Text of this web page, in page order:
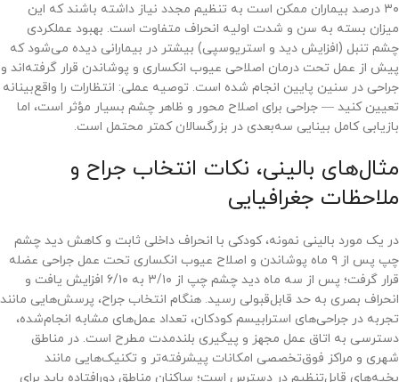
۳۰ درصد بیماران ممکن است به تنظیم مجدد نیاز داشته باشند که این
میزان بسته به سن و شدت اولیه انحراف متفاوت است. بهبود عملکردی
چشم تنبل (افزایش دید و استریوسپی) بیشتر در بیمارانی دیده می‌شود که
پیش از عمل تحت درمان اصلاحی عیوب انکساری و پوشاندن قرار گرفته‌اند و
جراحی در سنین پایین انجام شده است. توصیه عملی: انتظارات را واقع‌بینانه
تعیین کنید — جراحی برای اصلاح محور و ظاهر چشم بسیار مؤثر است، اما
بازیابی کامل بینایی سه‌بعدی در بزرگسالان کمتر محتمل است.
مثال‌های بالینی، نکات انتخاب جراح و
ملاحظات جغرافیایی
در یک مورد بالینی نمونه، کودکی با انحراف داخلی ثابت و کاهش دید چشم
چپ پس از ۹ ماه پوشاندن و اصلاح عیوب انکساری تحت عمل جراحی عضله
قرار گرفت؛ پس از سه ماه دید چشم چپ از ۳/۱۰ به ۶/۱۰ افزایش یافت و
انحراف بصری به حد قابل‌قبولی رسید. هنگام انتخاب جراح، پرسش‌هایی مانند
تجربه در جراحی‌های استرابیسم کودکان، تعداد عمل‌های مشابه انجام‌شده،
دسترسی به اتاق عمل مجهز و پیگیری بلندمدت مطرح است. در مناطق
شهری و مراکز فوق‌تخصصی امکانات پیشرفته‌تر و تکنیک‌هایی مانند
بخیه‌های قابل‌تنظیم در دسترس است؛ ساکنان مناطق دورافتاده باید برای